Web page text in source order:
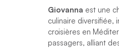
Giovanna est une
culinaire diversifiée,
croisières en
passagers, alliant